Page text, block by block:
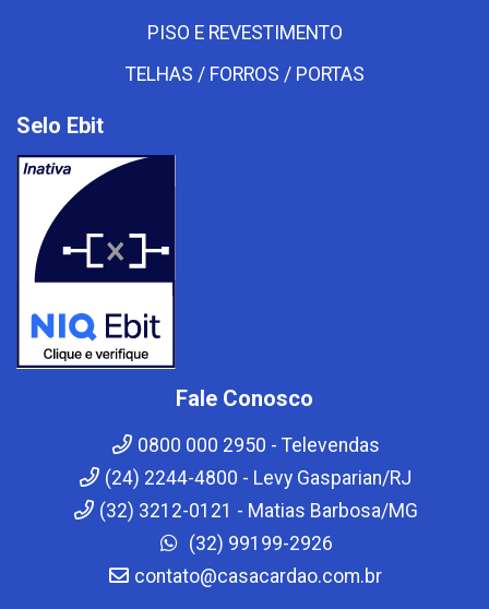
PISO E REVESTIMENTO
TELHAS / FORROS / PORTAS
Selo Ebit
Fale Conosco
0800 000 2950 - Televendas
(24) 2244-4800 - Levy Gasparian/RJ
(32) 3212-0121 - Matias Barbosa/MG
(32) 99199-2926
contato@casacardao.com.br